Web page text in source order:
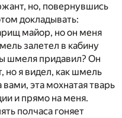
но, повернувшись
докладывать:
майор, но он меня
залетел в кабину
шмеля придавил? Он
но я видел, как шмель
эта мохнатая тварь
и прямо на меня.
полчаса гоняет